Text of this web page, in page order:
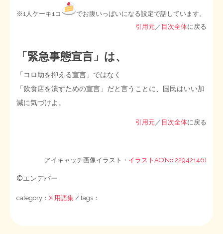
※1人ケーキ1コ
でお腹いっぱいになる設定で話しています。
引用元／ 目次全体に戻る
「緊急事態宣言」は、
「コロ助を抑える宣言」ではなく
「飲食店を潰すための宣言」だと言うことに、国民はいい加
減に気づけよ。
引用元／ 目次全体に戻る
アイキャッチ画像イラスト・ イラストAC(No.22942146)
©エンデバー
category：X 用語集 / tags：